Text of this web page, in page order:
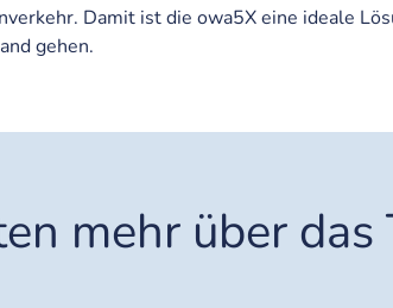
Damit ist die owa5X eine ideale
gehen.
mehr über